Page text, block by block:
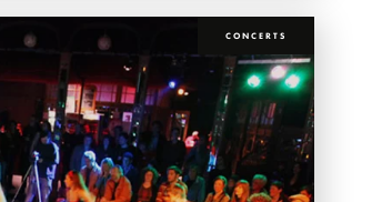
CONCERTS